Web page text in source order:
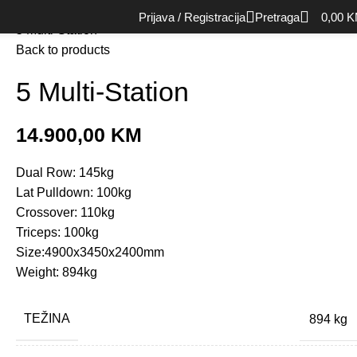
Prijava / Registracija Pretraga 0,00
Oprema za snagu (Strength)
Multi mašine
Back to products
5 Multi-Station
14.900,00 KM
Dual Row: 145kg
Lat Pulldown: 100kg
Crossover: 110kg
Triceps: 100kg
Size:4900x3450x2400mm
Weight: 894kg
TEŽINA 894 kg